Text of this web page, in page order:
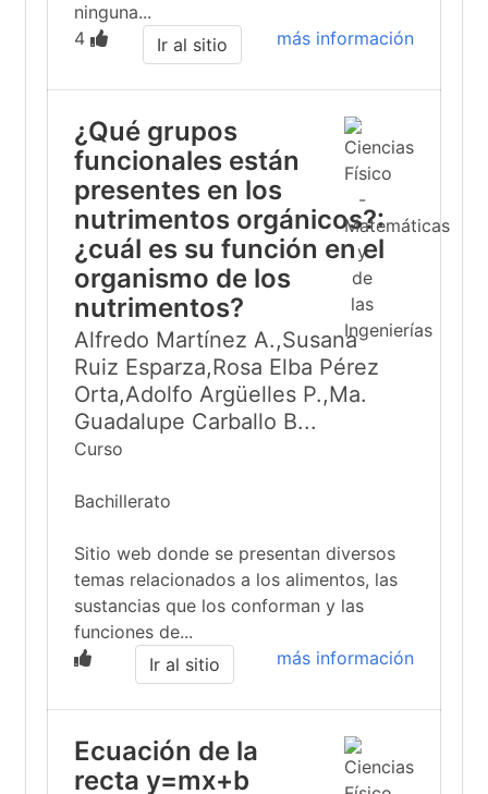
ninguna...
4
más información
Ir al sitio
¿Qué grupos
funcionales están
presentes en los
nutrimentos orgánicos?:
¿cuál es su función en el
organismo de los
nutrimentos?
Alfredo Martínez A.,Susana
Ruiz Esparza,Rosa Elba Pérez
Orta,Adolfo Argüelles P.,Ma.
Guadalupe Carballo B...
Curso
Bachillerato
Sitio web donde se presentan diversos
temas relacionados a los alimentos, las
sustancias que los conforman y las
funciones de...
más información
Ir al sitio
Ecuación de la
recta y=mx+b